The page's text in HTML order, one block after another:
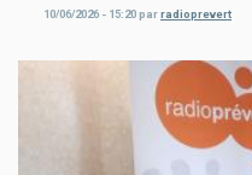
10/06/2026 - 15:20parradioprevert